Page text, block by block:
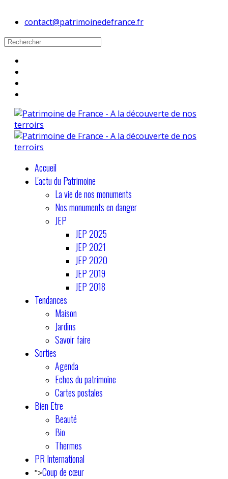
contact@patrimoinedefrance.fr
Accueil
L'actu du Patrimoine
La vie de nos monuments
Nos monuments en danger
JEP
JEP 2025
JEP 2021
JEP 2020
JEP 2019
JEP 2018
Tendances
Maison
Jardins
Savoir faire
Sorties
Agenda
Echos du patrimoine
Cartes postales
Bien Etre
Beauté
Bio
Thermes
PR International
">Coup de cœur